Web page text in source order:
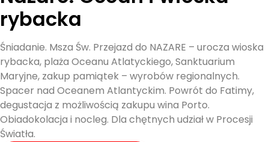
rybacka
Śniadanie. Msza Św. Przejazd do NAZARE – urocza wioska
rybacka, plaża Oceanu Atlatyckiego, Sanktuarium
Maryjne, zakup pamiątek – wyrobów regionalnych.
Spacer nad Oceanem Atlantyckim. Powrót do Fatimy,
degustacja z możliwością zakupu wina Porto.
Obiadokolacja i nocleg. Dla chętnych udział w Procesji
Światła.